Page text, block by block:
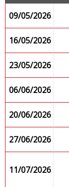
09/05/2026
16/05/2026
23/05/2026
06/06/2026
20/06/2026
27/06/2026
11/07/2026